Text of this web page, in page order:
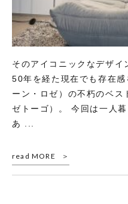
そのアイコニックなデザイ
50年を経た現在でも存在
ーン・ロゼ）の不朽のベ
ゼトーゴ）。 今回は一人
あ ...
read MORE